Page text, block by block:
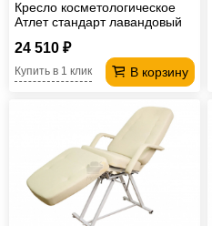
Кресло косметологическое
Атлет стандарт лавандовый
24 510 ₽
В корзину
Купить в 1 клик